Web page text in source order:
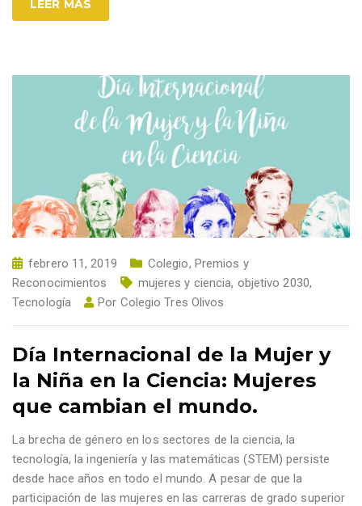
LEER MÁS
febrero 11, 2019 Colegio, Premios y
Reconocimientos
mujeres y ciencia, objetivo 2030,
Tecnología
Por Colegio Tres Olivos
Día Internacional de la Mujer y
la Niña en la Ciencia: Mujeres
que cambian el mundo.
La brecha de género en los sectores de la ciencia, la
tecnología, la ingeniería y las matemáticas (STEM) persiste
desde hace años en todo el mundo. A pesar de que la
participación de las mujeres en las carreras de grado superior